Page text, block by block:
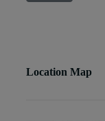
Location Map